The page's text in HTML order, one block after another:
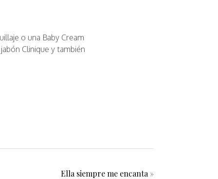
o una Baby Cream
Clinique y también
Ella siempre me encanta »